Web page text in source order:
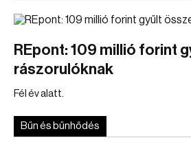
REpont: 109 millió forint
rászorulóknak
Fél év alatt.
Bűn és bűnhődés